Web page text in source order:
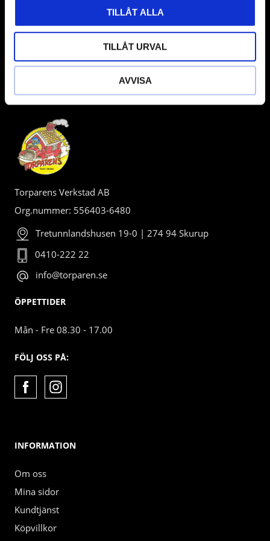
TILLÅT ALLA
TILLÅT URVAL
AVVISA
BUTIK
Torparens Verkstad AB
Org.nummer: 556403-6480
Tretunnlandshusen 19-0 | 274 94 Skurup
0410-222 22
info@torparen.se
ÖPPETTIDER
Mån - Fre 08.30 - 17.00
FÖLJ OSS PÅ:
INFORMATION
Om oss
Mina sidor
Kundtjänst
Köpvillkor